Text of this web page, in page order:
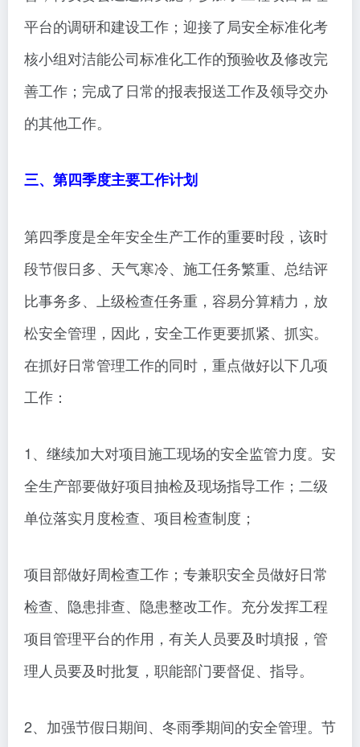
平台的调研和建设工作；迎接了局安全标准化考
核小组对洁能公司标准化工作的预验收及修改完
善工作；完成了日常的报表报送工作及领导交办
的其他工作。
三、第四季度主要工作计划
第四季度是全年安全生产工作的重要时段，该时
段节假日多、天气寒冷、施工任务繁重、总结评
比事务多、上级检查任务重，容易分算精力，放
松安全管理，因此，安全工作更要抓紧、抓实。
在抓好日常管理工作的同时，重点做好以下几项
工作：
1、继续加大对项目施工现场的安全监管力度。安
全生产部要做好项目抽检及现场指导工作；二级
单位落实月度检查、项目检查制度；
项目部做好周检查工作；专兼职安全员做好日常
检查、隐患排查、隐患整改工作。充分发挥工程
项目管理平台的作用，有关人员要及时填报，管
理人员要及时批复，职能部门要督促、指导。
2、加强节假日期间、冬雨季期间的安全管理。节